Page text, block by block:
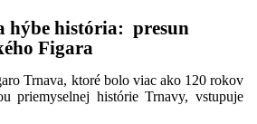
hýbe história: presun
Figara
Trnava, ktoré bolo viac ako 120 rokov
priemyselnej histórie Trnavy, vstupuje